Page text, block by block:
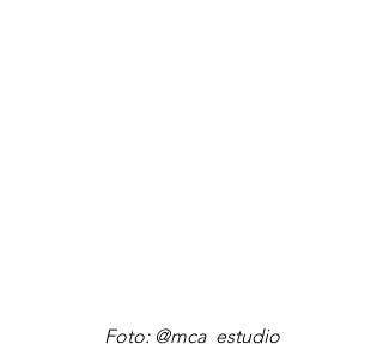
Foto: @mca_estudio